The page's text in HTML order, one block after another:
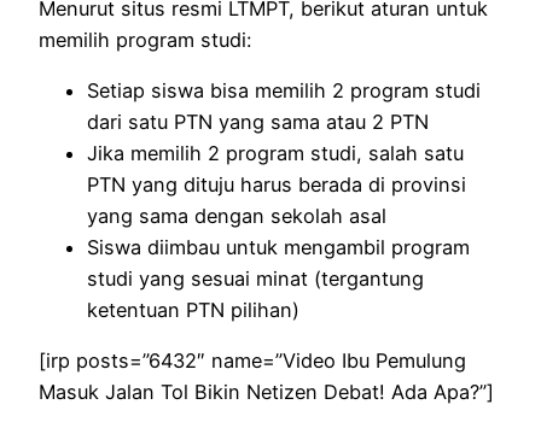
Menurut situs resmi LTMPT, berikut aturan untuk
memilih program studi:
Setiap siswa bisa memilih 2 program studi
dari satu PTN yang sama atau 2 PTN
Jika memilih 2 program studi, salah satu
PTN yang dituju harus berada di provinsi
yang sama dengan sekolah asal
Siswa diimbau untuk mengambil program
studi yang sesuai minat (tergantung
ketentuan PTN pilihan)
[irp posts=”6432″ name=”Video Ibu Pemulung
Masuk Jalan Tol Bikin Netizen Debat! Ada Apa?”]